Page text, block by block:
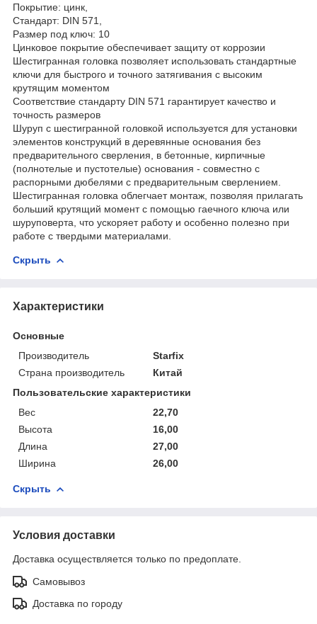
Покрытие: цинк,
Стандарт: DIN 571,
Размер под ключ: 10
Цинковое покрытие обеспечивает защиту от коррозии
Шестигранная головка позволяет использовать стандартные
ключи для быстрого и точного затягивания с высоким
крутящим моментом
Соответствие стандарту DIN 571 гарантирует качество и
точность размеров
Шуруп с шестигранной головкой используется для установки
элементов конструкций в деревянные основания без
предварительного сверления, в бетонные, кирпичные
(полнотелые и пустотелые) основания - совместно с
распорными дюбелями с предварительным сверлением.
Шестигранная головка облегчает монтаж, позволяя прилагать
больший крутящий момент с помощью гаечного ключа или
шуруповерта, что ускоряет работу и особенно полезно при
работе с твердыми материалами.
Скрыть
Характеристики
Основные
Производитель
Starfix
Страна производитель
Китай
Пользовательские характеристики
Вес
22,70
Высота
16,00
Длина
27,00
Ширина
26,00
Скрыть
Условия доставки
Доставка осуществляется только по предоплате.
Самовывоз
Доставка по городу